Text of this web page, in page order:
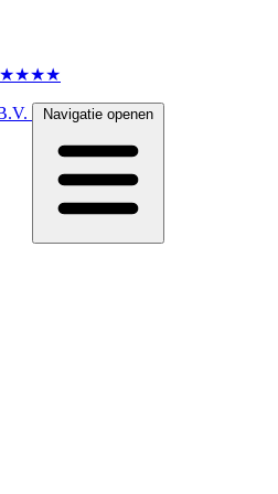
★★★★★
Navigatie openen